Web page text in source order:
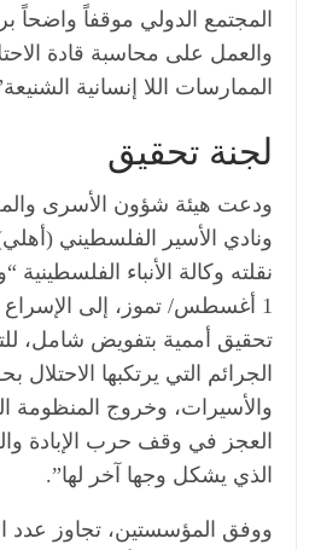
المجتمع الدولي موقفاً واضحاً
والعمل على محاسبة قادة
الممارسات اللا إنسانية
لجنة تحقيق
ودعت هيئة شؤون الأسرى
ونادي الأسير الفلسطيني
نقلته وكالة الأنباء
1 أغسطس/ تموز، إلى
تحقيق أممية بتفويض شامل،
الجرائم التي يرتكبها الاحتلال
والأسيرات، وخروج المنظومة
العجز في وقف حرب الإبادة
الذي يشكل وجها آخر لها”.
ووفق المؤسستين، تجاوز